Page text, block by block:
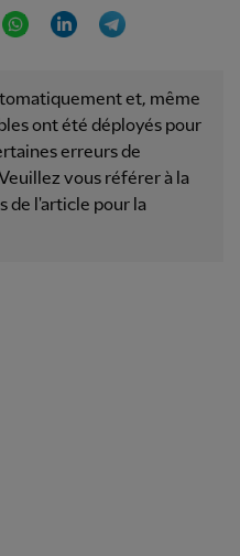
WhatsAppLinkedIn
et, même
ont été déployés pour
erreurs de
vous référer à la
de l'article pour la